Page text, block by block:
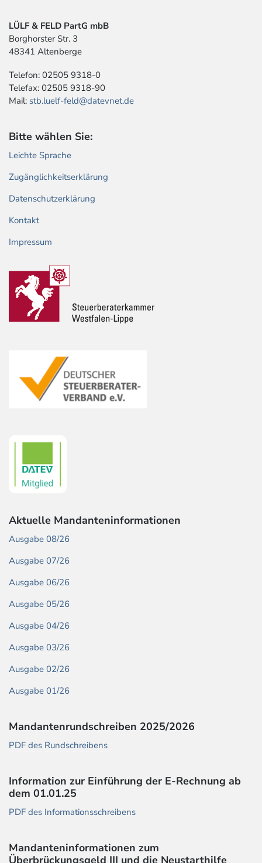
LÜLF & FELD PartG mbB
Borghorster Str. 3
48341 Altenberge
Telefon: 02505 9318-0
Telefax: 02505 9318-90
Mail: stb.luelf-feld@datevnet.de
Bitte wählen Sie:
Leichte Sprache
Zugänglichkeitserklärung
Datenschutzerklärung
Kontakt
Impressum
Aktuelle Mandanteninformationen
Ausgabe 08/26
Ausgabe 07/26
Ausgabe 06/26
Ausgabe 05/26
Ausgabe 04/26
Ausgabe 03/26
Ausgabe 02/26
Ausgabe 01/26
Mandantenrundschreiben 2025/2026
PDF des Rundschreibens
Information zur Einführung der E-Rechnung ab
dem 01.01.25
PDF des Informationsschreibens
Mandanteninformationen zum
Überbrückungsgeld III und die Neustarthilfe